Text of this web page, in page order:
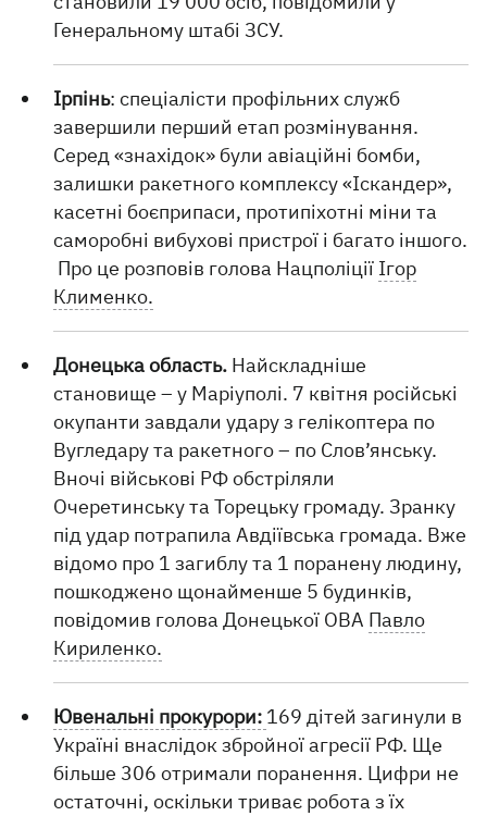
Генеральному штабі ЗСУ.
Ірпінь: спеціалісти профільних служб
завершили перший етап розмінування.
Серед «знахідок» були авіаційні бомби,
залишки ракетного комплексу «Іскандер»,
касетні боєприпаси, протипіхотні міни та
саморобні вибухові пристрої і багато іншого.
Про це розповів голова Нацполіції Ігор
Клименко.
Донецька область. Найскладніше
становище – у Маріуполі. 7 квітня російські
окупанти завдали удару з гелікоптера по
Вугледару та ракетного – по Слов’янську.
Вночі військові РФ обстріляли
Очеретинську та Торецьку громаду. Зранку
під удар потрапила Авдіївська громада. Вже
відомо про 1 загиблу та 1 поранену людину,
пошкоджено щонайменше 5 будинків,
повідомив голова Донецької ОВА Павло
Кириленко.
Ювенальні прокурори: 169 дітей загинули в
Україні внаслідок збройної агресії РФ. Ще
більше 306 отримали поранення. Цифри не
остаточні, оскільки триває робота з їх